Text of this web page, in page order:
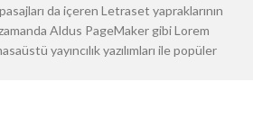
da içeren Letraset yapraklarının
zamanda Aldus PageMaker gibi Lorem
yayıncılık yazılımları ile popüler